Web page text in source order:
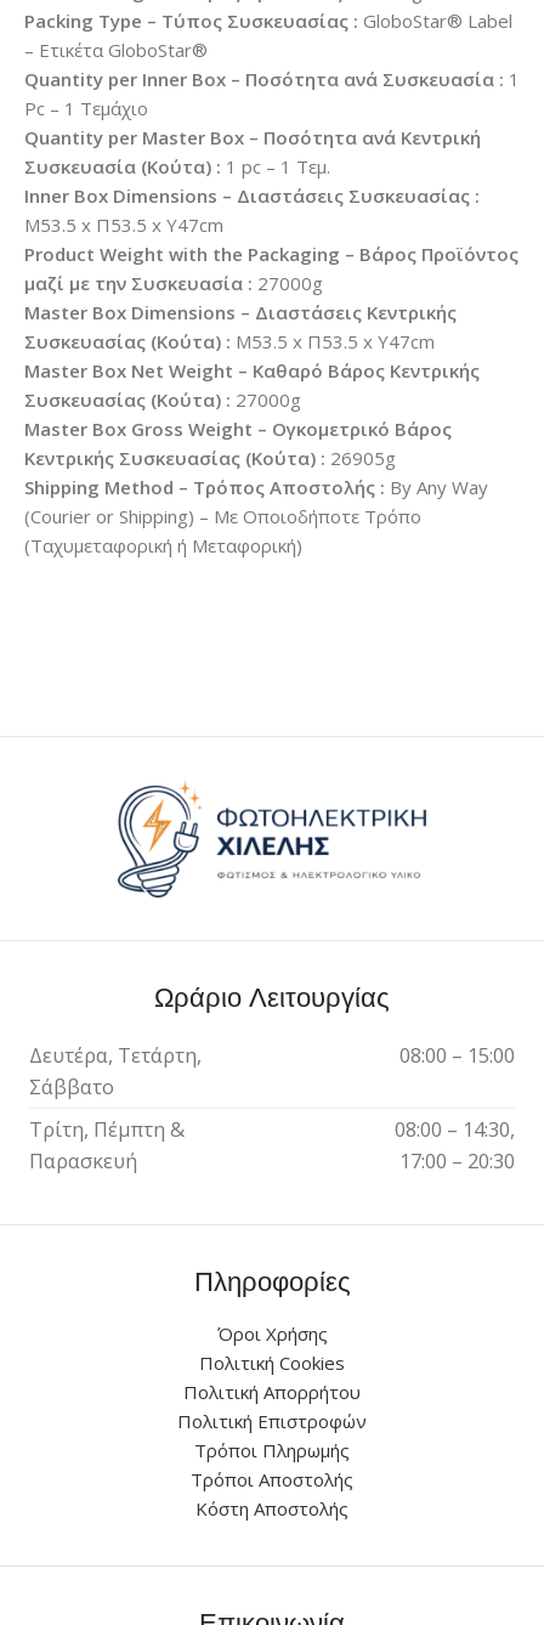
Packing Type – Τύπος Συσκευασίας : GloboStar® Label
– Ετικέτα GloboStar®
Quantity per Inner Box – Ποσότητα ανά Συσκευασία : 1
Pc – 1 Τεμάχιο
Quantity per Master Box – Ποσότητα ανά Κεντρική
Συσκευασία (Κούτα) : 1 pc – 1 Τεμ.
Inner Box Dimensions – Διαστάσεις Συσκευασίας :
Μ53.5 x Π53.5 x Υ47cm
Product Weight with the Packaging – Βάρος Προϊόντος
μαζί με την Συσκευασία : 27000g
Master Box Dimensions – Διαστάσεις Κεντρικής
Συσκευασίας (Κούτα) : Μ53.5 x Π53.5 x Υ47cm
Master Box Net Weight – Καθαρό Βάρος Κεντρικής
Συσκευασίας (Κούτα) : 27000g
Master Box Gross Weight – Ογκομετρικό Βάρος
Κεντρικής Συσκευασίας (Κούτα) : 26905g
Shipping Method – Τρόπος Αποστολής : By Any Way
(Courier or Shipping) – Με Οποιοδήποτε Τρόπο
(Ταχυμεταφορική ή Μεταφορική)
Ωράριο Λειτουργίας
Δευτέρα, Τετάρτη,
Σάββατο
08:00 – 15:00
Τρίτη, Πέμπτη &
Παρασκευή
08:00 – 14:30,
17:00 – 20:30
Πληροφορίες
Όροι Χρήσης
Πολιτική Cookies
Πολιτική Απορρήτου
Πολιτική Επιστροφών
Τρόποι Πληρωμής
Τρόποι Αποστολής
Κόστη Αποστολής